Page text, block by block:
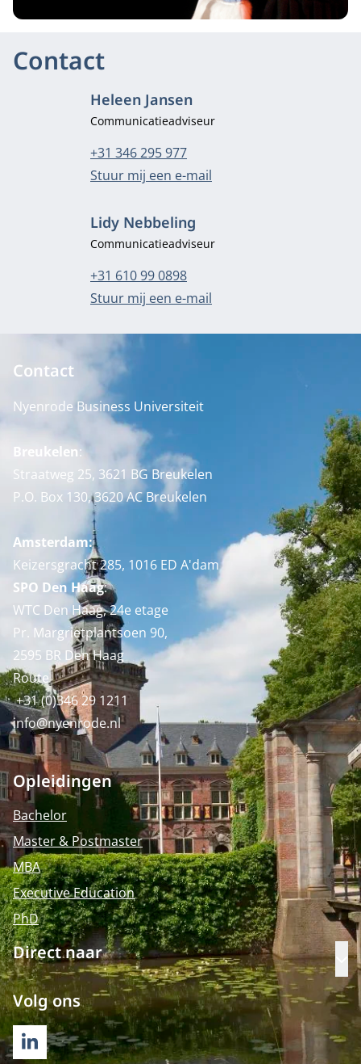
Contact
Heleen Jansen
Functietitel
Communicatieadviseur
Telefoonnummer
+31 346 295 977
E-mailadres
Stuur mij een e-mail
Lidy Nebbeling
Functietitel
Communicatieadviseur
Telefoonnummer
+31 610 99 0898
E-mailadres
Stuur mij een e-mail
Contact
Nyenrode Business Universiteit
Breukelen:
Straatweg 25, 3621 BG Breukelen
P.O. Box 130, 3620 AC Breukelen
Amsterdam:
Keizersgracht 285, 1016 ED A'dam
SPO Den Haag:
WTC Den Haag, 24e etage
Pr. Margrietplantsoen 90,
2595 BR Den Haag
Route
+31 (0)346 29 1211
info@nyenrode.nl
Opleidingen
Bachelor
Master & Postmaster
MBA
Executive Education
PhD
Direct naar
Volg ons
LINKEDIN